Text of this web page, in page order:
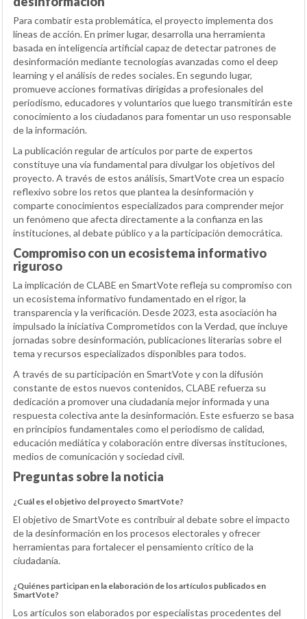
Para combatir esta problemática, el proyecto implementa dos
líneas de acción. En primer lugar, desarrolla una herramienta
basada en inteligencia artificial capaz de detectar patrones de
desinformación mediante tecnologías avanzadas como el deep
learning y el análisis de redes sociales. En segundo lugar,
promueve acciones formativas dirigidas a profesionales del
periodismo, educadores y voluntarios que luego transmitirán este
conocimiento a los ciudadanos para fomentar un uso responsable
de la información.
La publicación regular de artículos por parte de expertos
constituye una vía fundamental para divulgar los objetivos del
proyecto. A través de estos análisis, SmartVote crea un espacio
reflexivo sobre los retos que plantea la desinformación y
comparte conocimientos especializados para comprender mejor
un fenómeno que afecta directamente a la confianza en las
instituciones, al debate público y a la participación democrática.
Compromiso con un ecosistema informativo
riguroso
La implicación de CLABE en SmartVote refleja su compromiso con
un ecosistema informativo fundamentado en el rigor, la
transparencia y la verificación. Desde 2023, esta asociación ha
impulsado la iniciativa Comprometidos con la Verdad, que incluye
jornadas sobre desinformación, publicaciones literarias sobre el
tema y recursos especializados disponibles para todos.
A través de su participación en SmartVote y con la difusión
constante de estos nuevos contenidos, CLABE refuerza su
dedicación a promover una ciudadanía mejor informada y una
respuesta colectiva ante la desinformación. Este esfuerzo se basa
en principios fundamentales como el periodismo de calidad,
educación mediática y colaboración entre diversas instituciones,
medios de comunicación y sociedad civil.
Preguntas sobre la noticia
¿Cuál es el objetivo del proyecto SmartVote?
El objetivo de SmartVote es contribuir al debate sobre el impacto
de la desinformación en los procesos electorales y ofrecer
herramientas para fortalecer el pensamiento crítico de la
ciudadanía.
¿Quiénes participan en la elaboración de los artículos publicados en
SmartVote?
Los artículos son elaborados por especialistas procedentes del